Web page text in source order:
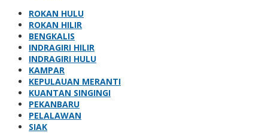
ROKAN HULU
ROKAN HILIR
BENGKALIS
INDRAGIRI HILIR
INDRAGIRI HULU
KAMPAR
KEPULAUAN MERANTI
KUANTAN SINGINGI
PEKANBARU
PELALAWAN
SIAK